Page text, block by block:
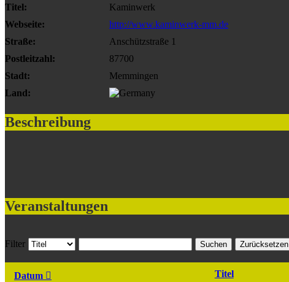
Titel:
Kaminwerk
Webseite:
http://www.kaminwerk-mm.de
Straße:
Anschützstraße 1
Postleitzahl:
87700
Stadt:
Memmingen
Land:
Beschreibung
Veranstaltungen
Filter Suchen Zurücksetzen
Datum Titel